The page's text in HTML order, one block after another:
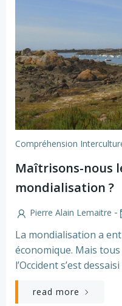
Compréhension
Maîtrisons-nous
mondialisation ?
Pierre Alain Lemaitre -
La mondialisation a
économique. Mais
l’Occident s’est
read more